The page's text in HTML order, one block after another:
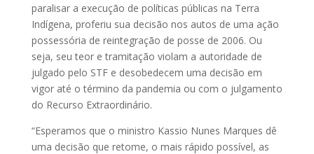
paralisar a execução de políticas públicas na Terra
Indígena, proferiu sua decisão nos autos de uma ação
possessória de reintegração de posse de 2006. Ou
seja, seu teor e tramitação violam a autoridade de
julgado pelo STF e desobedecem uma decisão em
vigor até o término da pandemia ou com o julgamento
do Recurso Extraordinário.
“Esperamos que o ministro Kassio Nunes Marques dê
uma decisão que retome, o mais rápido possível, as